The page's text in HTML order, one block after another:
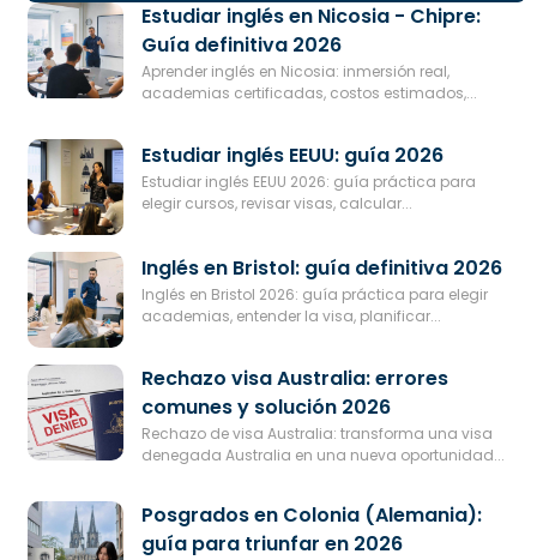
Estudiar inglés en Nicosia - Chipre:
Guía definitiva 2026
Aprender inglés en Nicosia: inmersión real,
academias certificadas, costos estimados,...
Estudiar inglés EEUU: guía 2026
Estudiar inglés EEUU 2026: guía práctica para
elegir cursos, revisar visas, calcular...
Inglés en Bristol: guía definitiva 2026
Inglés en Bristol 2026: guía práctica para elegir
academias, entender la visa, planificar...
Rechazo visa Australia: errores
comunes y solución 2026
Rechazo de visa Australia: transforma una visa
denegada Australia en una nueva oportunidad...
Posgrados en Colonia (Alemania):
guía para triunfar en 2026